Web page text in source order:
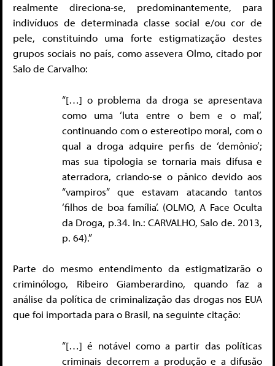
realmente direciona-se, predominantemente, para
indivíduos de determinada classe social e/ou cor de
pele, constituindo uma forte estigmatização destes
grupos sociais no país, como assevera Olmo, citado por
Salo de Carvalho:
“[…] o problema da droga se apresentava
como uma ‘luta entre o bem e o mal’,
continuando com o estereotipo moral, com o
qual a droga adquire perfis de ‘demônio’;
mas sua tipologia se tornaria mais difusa e
aterradora, criando-se o pânico devido aos
“vampiros” que estavam atacando tantos
‘filhos de boa família’. (OLMO, A Face Oculta
da Droga, p.34. In.: CARVALHO, Salo de. 2013,
p. 64).”
Parte do mesmo entendimento da estigmatizarão o
criminólogo, Ribeiro Giamberardino, quando faz a
análise da política de criminalização das drogas nos EUA
que foi importada para o Brasil, na seguinte citação:
“[…] é notável como a partir das políticas
criminais decorrem a produção e a difusão